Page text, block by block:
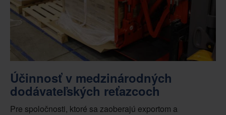
Účinnosť v medzinárodných
dodávateľských reťazcoch
Pre spoločnosti, ktoré sa zaoberajú exportom a